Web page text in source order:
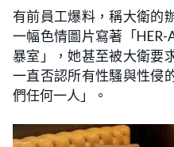
有前員工爆料，稱大衛的
一幅色情圖片寫著「HER-
暴室」，她甚至被大衛要
一直否認所有性騷與性侵
們任何一人」。